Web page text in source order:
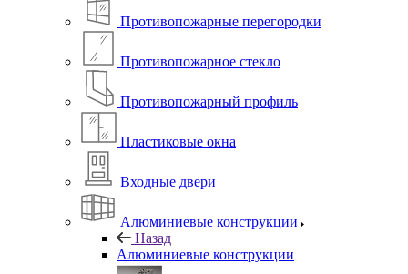
Противопожарные перегородки
Противопожарное стекло
Противопожарный профиль
Пластиковые окна
Входные двери
Алюминиевые конструкции
Назад
Алюминиевые конструкции